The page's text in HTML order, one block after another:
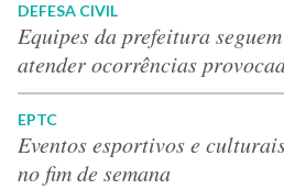
DEFESA CIVIL
Equipes da prefeitura
atender ocorrências
EPTC
Eventos esportivos e
no fim de semana